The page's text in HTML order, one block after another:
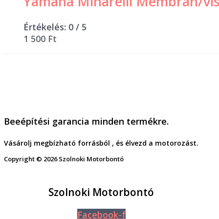
Értékelés: 0 / 5
1 500 Ft
Beeépítési garancia minden termékre.
Vásárolj megbízható forrásból , és élvezd a motorozást.
Copyright © 2026 Szolnoki Motorbontó
Szolnoki Motorbontó
Facebook-f